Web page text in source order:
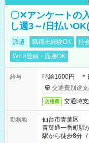
〇✕アンケートの
し週3～/日払い
派遣 職種未経験OK 社
WEB登録・面接OK
給与
時給1600円 ＊
交通費別途支
交通費 交通時
勤務地
仙台市青葉区
青葉通一番町駅
駅から徒歩8分 /